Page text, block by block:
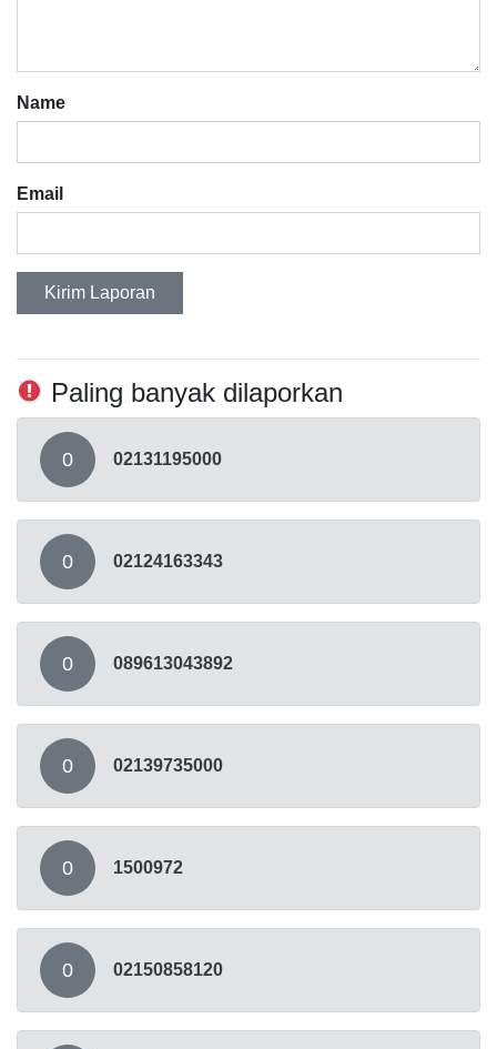
Name
Email
Kirim Laporan
Paling banyak dilaporkan
0 02131195000
0 02124163343
0 089613043892
0 02139735000
0 1500972
0 02150858120